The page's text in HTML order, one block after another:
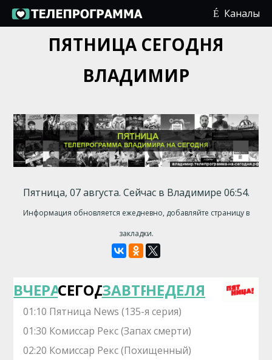
Каналы
ПЯТНИЦА СЕГОДНЯ
ВЛАДИМИР
Пятница, 07 августа. Сейчас в Владимире 06:54.
Информация обновляется ежедневно, добавляйте страницу в
закладки.
ВЧЕРАСЕГОДНЯЗАВТРАНЕДЕЛЯ
01:10 Пятница News (135-я серия)
01:30 Комиссар Рекс (Запах смерти)
02:20 Комиссар Рекс (Похищенный)